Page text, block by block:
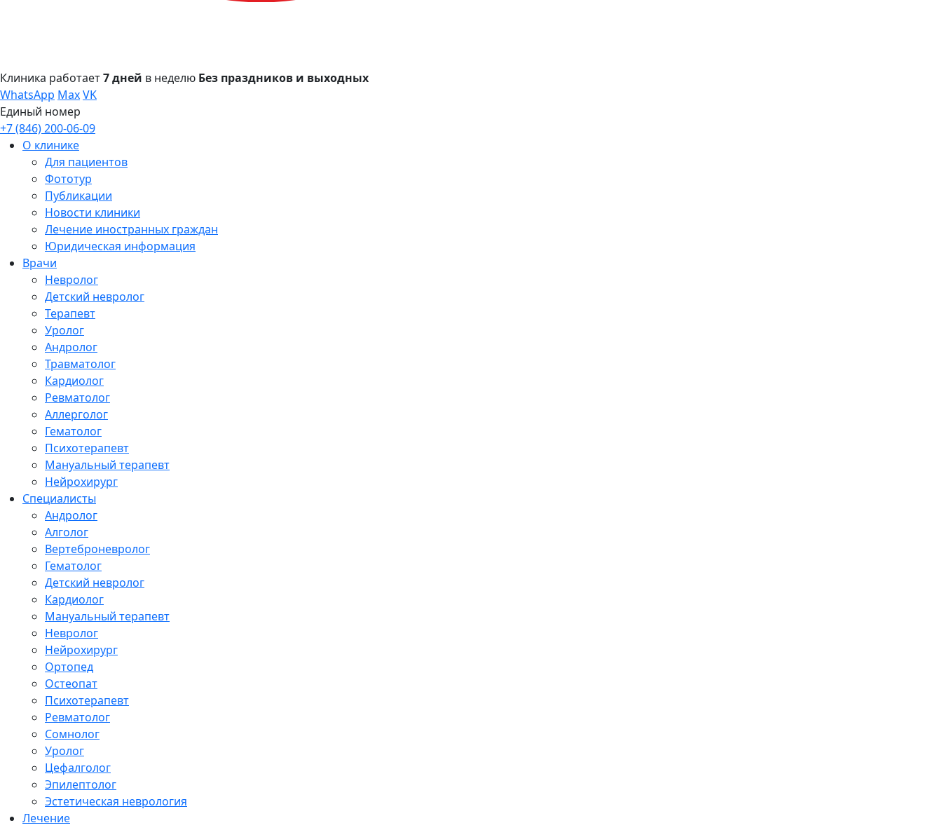
Клиника работает7 дней в неделю Без праздников и выходных
WhatsApp MaxVK
Единый номер
+7 (846) 200-06-09
О клинике
Для пациентов
Фототур
Публикации
Новости клиники
Лечение иностранных граждан
Юридическая информация
Врачи
Невролог
Детский невролог
Терапевт
Уролог
Андролог
Травматолог
Кардиолог
Ревматолог
Аллерголог
Гематолог
Психотерапевт
Мануальный терапевт
Нейрохирург
Специалисты
Андролог
Алголог
Вертеброневролог
Гематолог
Детский невролог
Кардиолог
Мануальный терапевт
Невролог
Нейрохирург
Ортопед
Остеопат
Психотерапевт
Ревматолог
Сомнолог
Уролог
Цефалголог
Эпилептолог
Эстетическая неврология
Лечение